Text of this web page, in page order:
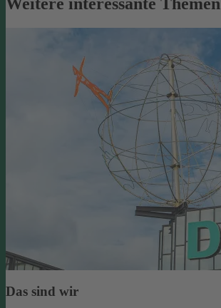
Weitere interessante Themen
Das sind wir